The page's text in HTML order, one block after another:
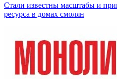
Стали известны масштабы и
ресурса в домах смолян